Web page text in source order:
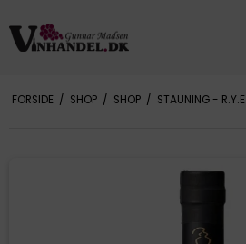
FORSIDE / SHOP / SHOP / STAUNING - R.Y.E